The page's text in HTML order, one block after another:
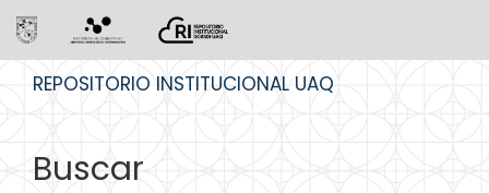
REPOSITORIO INSTITUCIONAL UAQ
Buscar